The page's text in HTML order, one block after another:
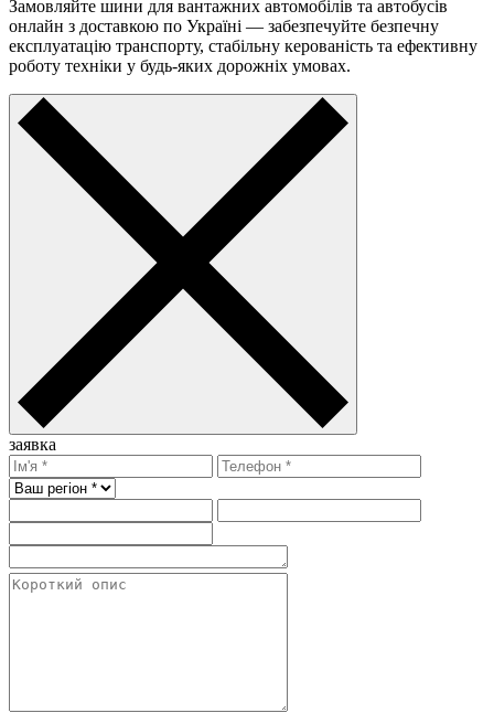
Замовляйте шини для вантажних автомобілів та автобусів
онлайн з доставкою по Україні — забезпечуйте безпечну
експлуатацію транспорту, стабільну керованість та ефективну
роботу техніки у будь-яких дорожніх умовах.
заявка